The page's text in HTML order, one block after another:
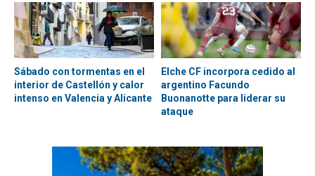
Sábado con tormentas en el
interior de Castellón y calor
intenso en Valencia y Alicante
Elche CF incorpora cedido al
argentino Facundo
Buonanotte para liderar su
ataque